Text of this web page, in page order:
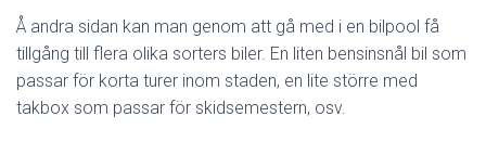
Å andra sidan kan man genom att gå med i en bilpool få
tillgång till flera olika sorters biler. En liten bensinsnål bil som
passar för korta turer inom staden, en lite större med
takbox som passar för skidsemestern, osv.